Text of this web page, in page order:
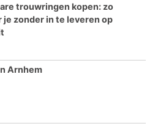
trouwringen kopen: zo
je zonder in te leveren op
Arnhem